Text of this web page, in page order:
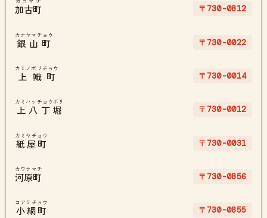
加古町 〒730-0812
銀山町
カナヤマチョウ
〒730-0022
上幟町
カミノボリチョウ
〒730-0014
上八丁堀
カミハッチョウボリ
〒730-0012
紙屋町
カミヤチョウ
〒730-0031
河原町
カワラマチ
〒730-0856
小網町
コアミチョウ
〒730-0855